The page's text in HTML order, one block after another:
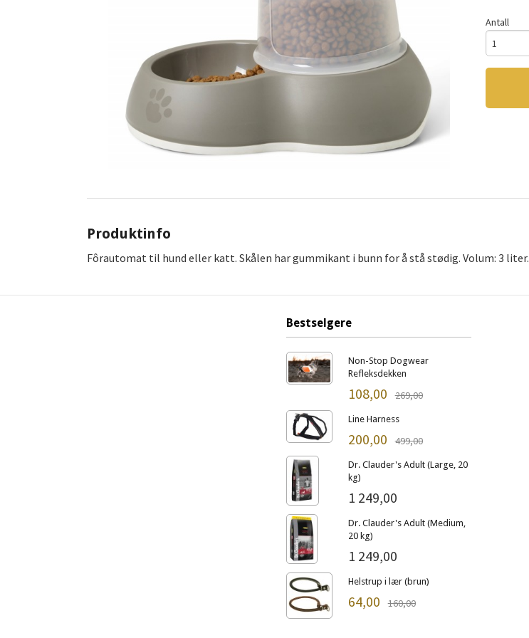
Antall
Produktinfo
Fôrautomat til hund eller katt. Skålen har gummikant i bunn for å stå stødig. Volum: 3 liter.
Bestselgere
Non-Stop Dogwear
Refleksdekken
108,00 269,00
Line Harness
200,00 499,00
Dr. Clauder's Adult (Large, 20
kg)
1 249,00
Dr. Clauder's Adult (Medium,
20 kg)
1 249,00
Helstrup i lær (brun)
64,00 160,00